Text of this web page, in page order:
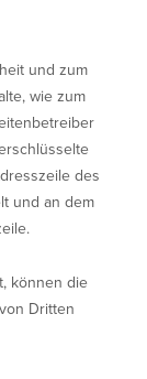
und zum
wie zum
des
und an dem
können die
Dritten